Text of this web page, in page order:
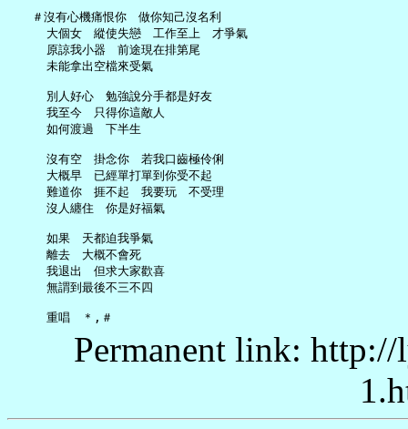
   ＃沒有心機痛恨你　做你知己沒名利
     大個女　縱使失戀　工作至上　才爭氣
     原諒我小器　前途現在排第尾
     未能拿出空檔來受氣
     別人好心　勉強說分手都是好友
     我至今　只得你這敵人
     如何渡過　下半生
     沒有空　掛念你　若我口齒極伶俐
     大概早　已經單打單到你受不起
     難道你　捱不起　我要玩　不受理
     沒人纏住　你是好福氣
     如果　天都迫我爭氣
     離去　大概不會死
     我退出　但求大家歡喜
     無謂到最後不三不四
Permanent link: